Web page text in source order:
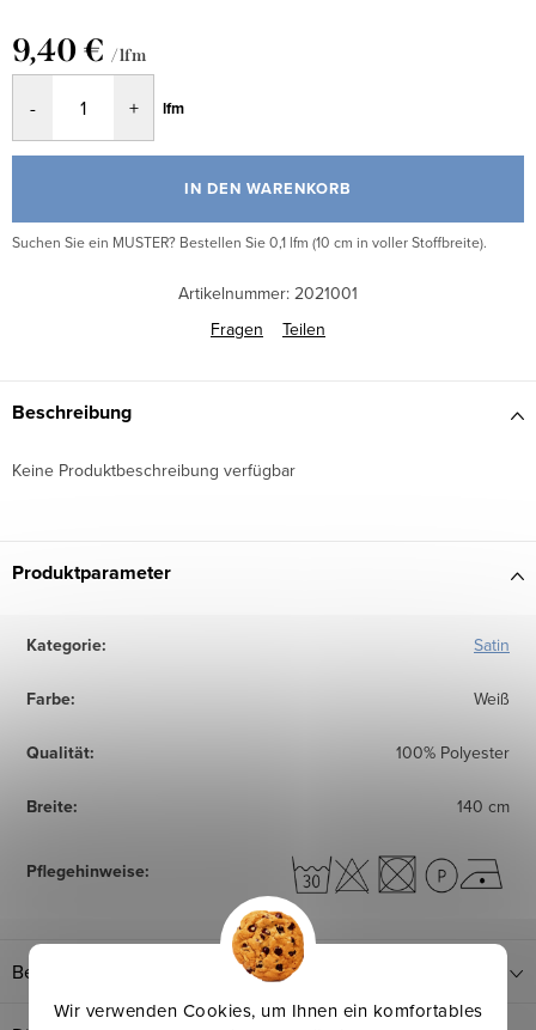
Wir verwenden Cookies, um Ihnen ein komfortables
9,40 € / lfm
lfm
IN DEN WARENKORB
Suchen Sie ein MUSTER? Bestellen Sie 0,1 lfm (10 cm in voller Stoffbreite).
Artikelnummer: 2021001
Fragen
Teilen
Beschreibung
Keine Produktbeschreibung verfügbar
Produktparameter
Kategorie: Satin
Farbe: Weiß
Qualität: 100% Polyester
Breite: 140 cm
Pflegehinweise:
Bewertung